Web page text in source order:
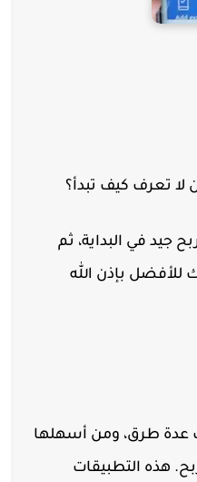
لا تعرف كيف تبدأ؟
جيد في البداية، ثم
للأفضل بإذن الله
عدة طرق، ومن أسهلها
هذه التطبيقات